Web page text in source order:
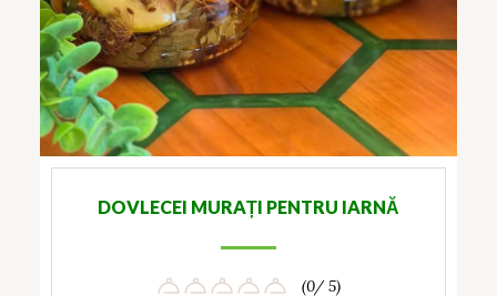
DOVLECEI MURAȚI PENTRU IARNĂ
(0/ 5)